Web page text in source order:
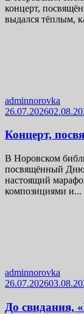
концерт,
выдался тёплым,
adminnorovka
26.07.2026
Концерт,
В Норовском
посвящённый Дню
настоящий
композициями и...
adminnorovka
26.07.2026
До свидания,